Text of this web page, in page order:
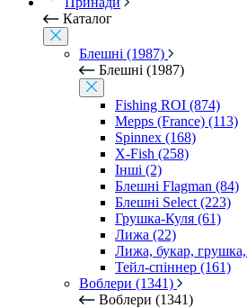
Каталог
Блешні (1987)
Блешні (1987)
Fishing ROI (874)
Mepps (France) (113)
Spinnex (168)
X-Fish (258)
Інші (2)
Блешні Flagman (84)
Блешні Select (223)
Грушка-Куля (61)
Лижа (22)
Лижа, букар, грушка,
Тейл-спіннер (161)
Воблери (1341)
Воблери (1341)